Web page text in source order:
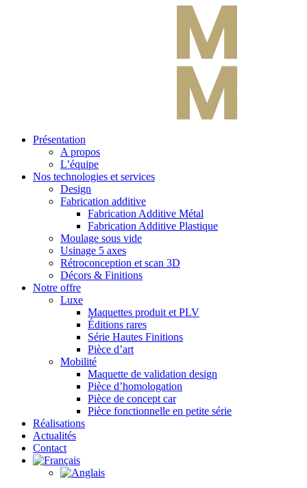
Présentation
A propos
L’équipe
Nos technologies et services
Design
Fabrication additive
Fabrication Additive Métal
Fabrication Additive Plastique
Moulage sous vide
Usinage 5 axes
Rétroconception et scan 3D
Décors & Finitions
Notre offre
Luxe
Maquettes produit et PLV
Éditions rares
Série Hautes Finitions
Pièce d’art
Mobilité
Maquette de validation design
Pièce d’homologation
Pièce de concept car
Pièce fonctionnelle en petite série
Réalisations
Actualités
Contact